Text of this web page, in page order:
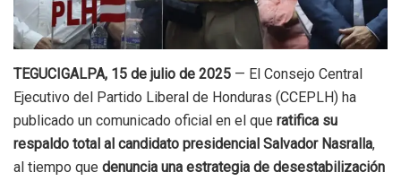
TEGUCIGALPA, 15 de julio de 2025 — El Consejo Central
Ejecutivo del Partido Liberal de Honduras (CCEPLH) ha
publicado un comunicado oficial en el que ratifica su
respaldo total al candidato presidencial Salvador Nasralla,
al tiempo que denuncia una estrategia de desestabilización